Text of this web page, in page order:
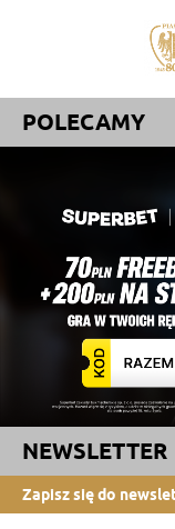
POLECAMY
NEWSLETTER
Zapisz się do